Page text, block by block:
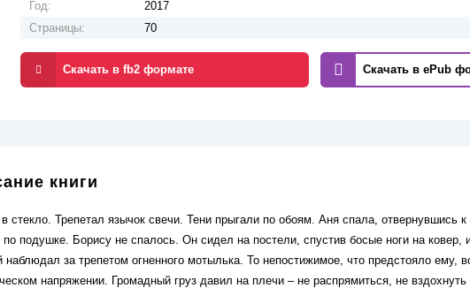
Год:
2017
Страницы:
70
Скачать в fb2 формате Скачать в ePub
книги
стекло. Трепетал язычок свечи. Тени прыгали по обоям. Аня спала, отвернувшись
подушке. Борису не спалось. Он сидел на постели, спустив босые ноги на ковер,
наблюдал за трепетом огненного мотылька. То непостижимое, что предстояло ему,
напряжении. Громадный груз давил на плечи – не распрямиться, не